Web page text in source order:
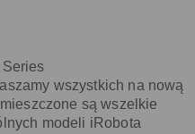
wszystkich na nową
są wszelkie
modeli iRobota